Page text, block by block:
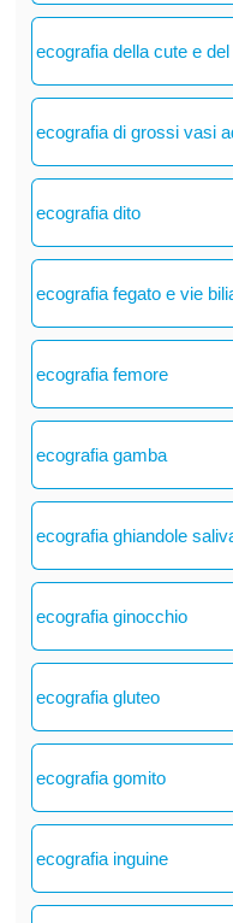
ecografia della cute e
ecografia di grossi vasi
ecografia dito
ecografia fegato e vie
ecografia femore
ecografia gamba
ecografia ghiandole
ecografia ginocchio
ecografia gluteo
ecografia gomito
ecografia inguine